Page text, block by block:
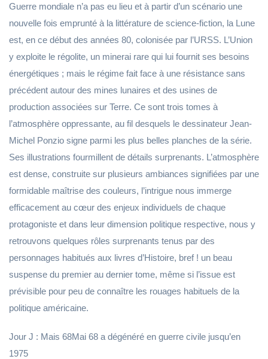
Guerre mondiale n’a pas eu lieu et à partir d’un scénario une
nouvelle fois emprunté à la littérature de science-fiction, la Lune
est, en ce début des années 80, colonisée par l’URSS. L’Union
y exploite le régolite, un minerai rare qui lui fournit ses besoins
énergétiques ; mais le régime fait face à une résistance sans
précédent autour des mines lunaires et des usines de
production associées sur Terre. Ce sont trois tomes à
l’atmosphère oppressante, au fil desquels le dessinateur Jean-
Michel Ponzio signe parmi les plus belles planches de la série.
Ses illustrations fourmillent de détails surprenants. L’atmosphère
est dense, construite sur plusieurs ambiances signifiées par une
formidable maîtrise des couleurs, l’intrigue nous immerge
efficacement au cœur des enjeux individuels de chaque
protagoniste et dans leur dimension politique respective, nous y
retrouvons quelques rôles surprenants tenus par des
personnages habitués aux livres d’Histoire, bref ! un beau
suspense du premier au dernier tome, même si l’issue est
prévisible pour peu de connaître les rouages habituels de la
politique américaine.
Jour J : Mais 68Mai 68 a dégénéré en guerre civile jusqu’en
1975